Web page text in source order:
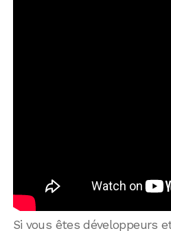
Si vous êtes développeurs